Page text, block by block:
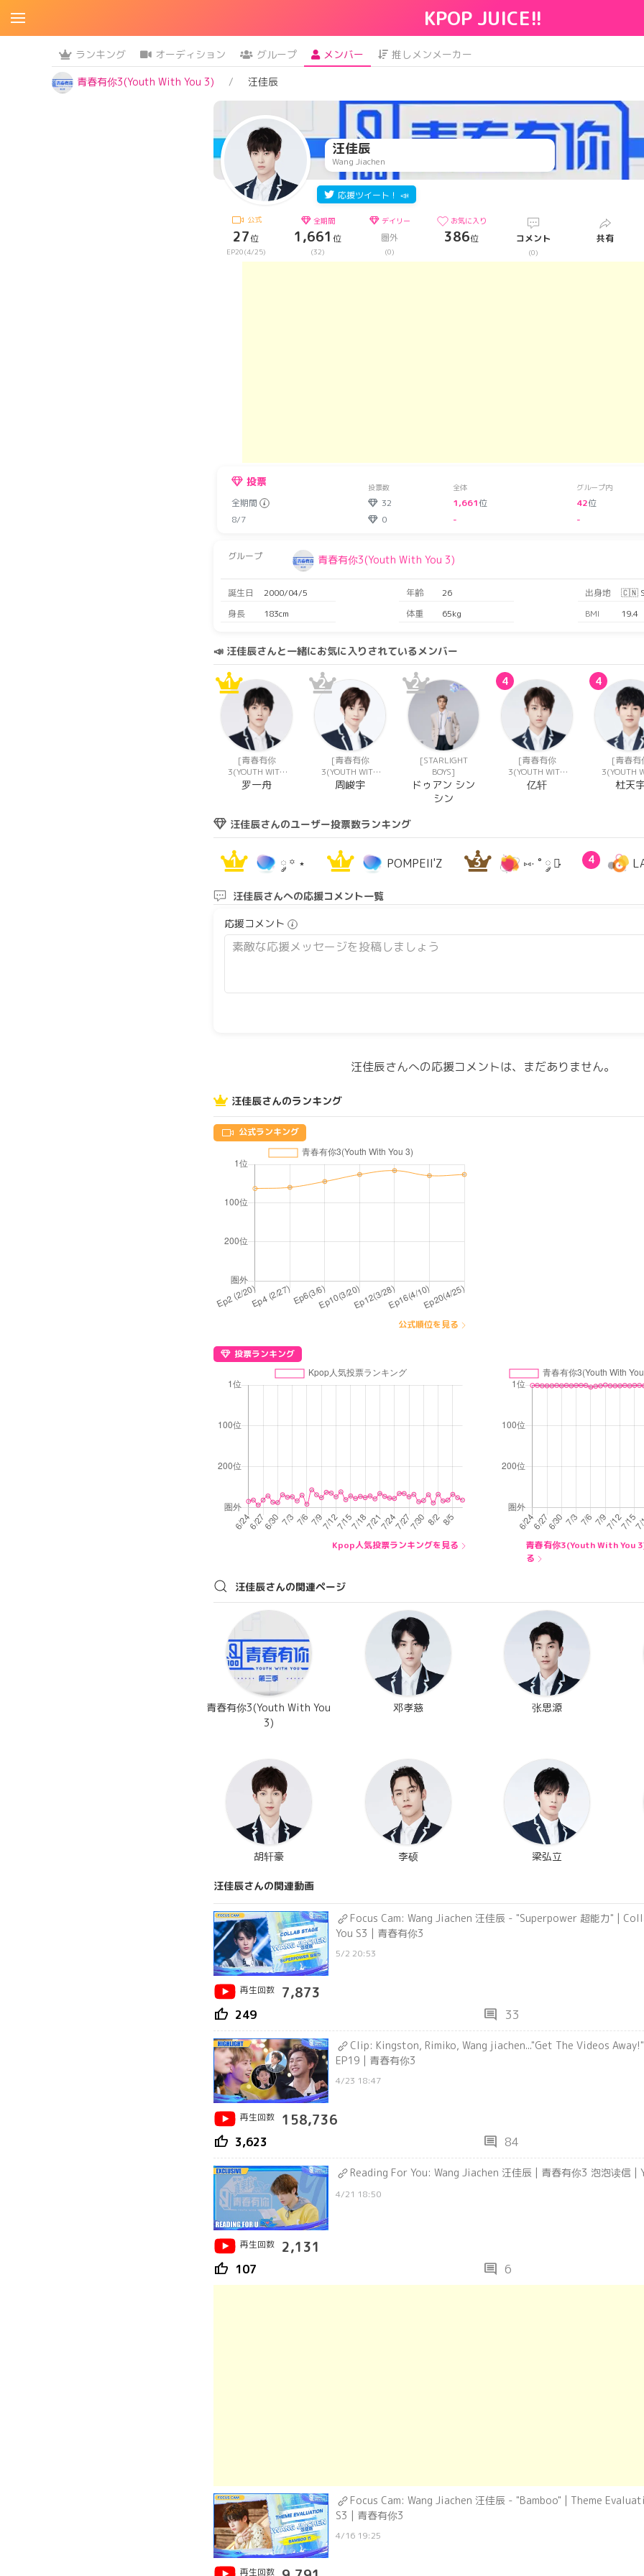
KPOP JUICE!!
ランキング オーディション グループ メンバー
推しメンメーカー
青春有你3(Youth With You 3)
汪佳辰
汪佳辰
Wang Jiachen
応援ツイート！ 📣
公式
27位
EP20(4/25)
全期間
1,661 位
(32)
デイリー
圏外
(0)
お気に入り
386位 コメント
(0)
共有
投票 投票数 全体 グループ内
全期間 32 1,661位 42位
8/7
0 - -
グループ 青春有你3(Youth With You 3)
誕生日 2000/04/5 年齢 26 出身地
🇨🇳
身長
183cm 体重 65kg BMI 19.4
📣 汪佳辰さんと一緒にお気に入りされているメンバー
1
[青春有你
3(YOUTH WITH
YOU 3)]
罗一舟
2
[青春有你
3(YOUTH WITH
YOU 3)]
周峻宇
2
[STARLIGHT
BOYS]
ドゥアン シン
シン
4
[青春有你
3(YOUTH WITH
YOU 3)]
亿轩
4
[青春有
3(YOUTH
YOU
杜天
汪佳辰さんのユーザー投票数ランキング
1 ༘ ꙳ ⋆ 1 POMPEII'Z 3 ⑅· ˚ ༘ ♡̷̷̷ 4
汪佳辰さんへの応援コメント一覧
応援コメント
汪佳辰さんへの応援コメントは、まだありません。
汪佳辰さんのランキング
公式ランキング
公式順位を見る
投票ランキング
Kpop人気投票ランキングを見る
青春有你3(Youth With You
る
汪佳辰さんの関連ページ
青春有你3(Youth With You
3)
邓孝慈 张思源
胡轩豪 李硕 梁弘立
汪佳辰さんの関連動画
Focus Cam: Wang Jiachen 汪佳辰 - "Superpower 超能力" |
You S3 | 青春有你3
5/2 20:53
再生回数 7,873
thumb_up 249 comment 33
Clip: Kingston, Rimiko, Wang jiachen..."Get The Videos
EP19 | 青春有你3
4/23 18:47
再生回数 158,736
thumb_up 3,623 comment 84
Reading For You: Wang Jiachen 汪佳辰 | 青春有你3 泡泡读信 |
4/21 18:50
再生回数 2,131
thumb_up 107 comment 6
Focus Cam: Wang Jiachen 汪佳辰 - "Bamboo" | Theme
S3 | 青春有你3
4/16 19:25
再生回数